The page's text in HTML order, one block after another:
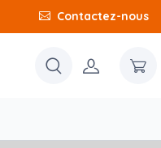
Contactez-nous